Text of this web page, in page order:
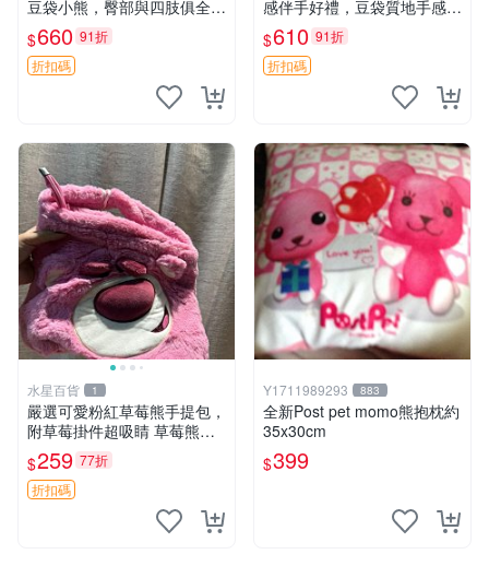
豆袋小熊，臀部與四肢俱全，
坐高11公分，附原盒與吊牌
收藏。藍鼻子小熊，值得擁有
玩具 憶熊
$660 91折
折扣碼
感伴手好禮，豆袋質地手感
佳，抱枕小熊 recom 推薦 白
色豆袋 玩具
$610 91折
折扣碼
水星百貨 1
嚴選可愛粉紅草莓熊手提包，
附草莓掛件超吸睛 草莓熊手
提包 草莓掛件 可愛portunes
e
$259 77折
折扣碼
Y1711989293 883
全新Post pet momo熊抱枕約
35x30cm
$399